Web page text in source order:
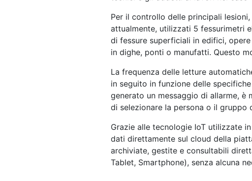
Per il controllo delle principali
attualmente, utilizzati 5 fessurimetri
di fessure superficiali in edifici,
in dighe, ponti o manufatti. Questo
La frequenza delle letture
in seguito in funzione delle
generato un messaggio di allarme,
di selezionare la persona o il gruppo
Grazie alle tecnologie IoT utilizzate
dati direttamente sul cloud della
archiviate, gestite e consultabili
Tablet, Smartphone), senza alcuna